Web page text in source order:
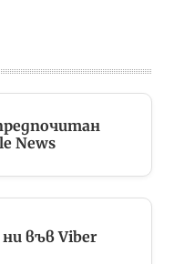
News
във Viber